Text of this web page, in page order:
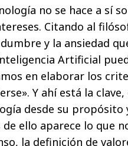
no se hace a sí
Citando al
y la ansiedad
Artificial
en elaborar los
Y ahí está la
desde su propósito
ello aparece lo que
la definición de